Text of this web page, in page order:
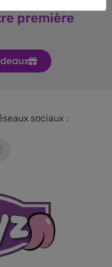
première
sociaux :